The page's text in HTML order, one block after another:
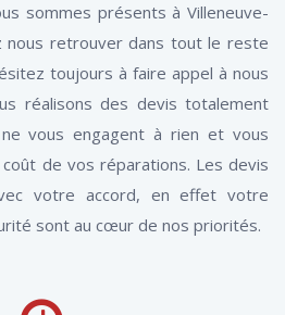
sommes présents à Villeneuve-
nous retrouver dans tout le reste
toujours à faire appel à nous
réalisons des devis totalement
vous engagent à rien et vous
de vos réparations. Les devis
votre accord, en effet votre
sont au cœur de nos priorités.